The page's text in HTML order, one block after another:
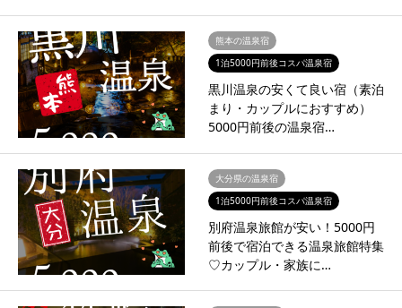
熊本の温泉宿
1泊5000円前後コスパ温泉宿
黒川温泉の安くて良い宿（素泊
まり・カップルにおすすめ）
5000円前後の温泉宿…
大分県の温泉宿
1泊5000円前後コスパ温泉宿
別府温泉旅館が安い！5000円
前後で宿泊できる温泉旅館特集
♡カップル・家族に…